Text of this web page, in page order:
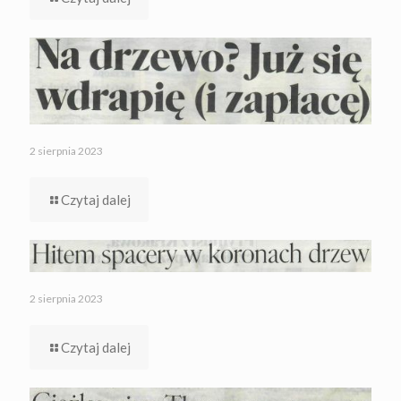
2 sierpnia 2023
Czytaj dalej
2 sierpnia 2023
Czytaj dalej